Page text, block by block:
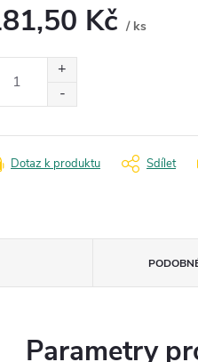
Kč / ks
Dotaz k produktu Sdílet
Parametry